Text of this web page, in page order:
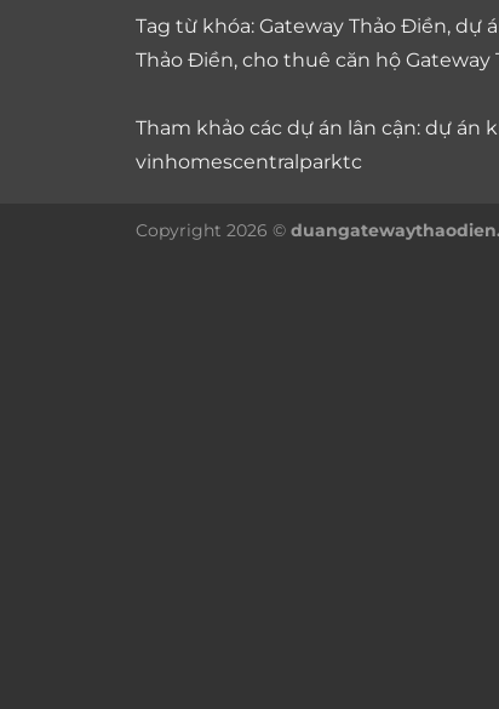
Tag từ khóa: Gateway Thảo Điền, dự
Thảo Điền, cho thuê căn hộ Gateway
Tham khảo các dự án lân cận: dự án
vinhomescentralparktc
Copyright 2026 ©